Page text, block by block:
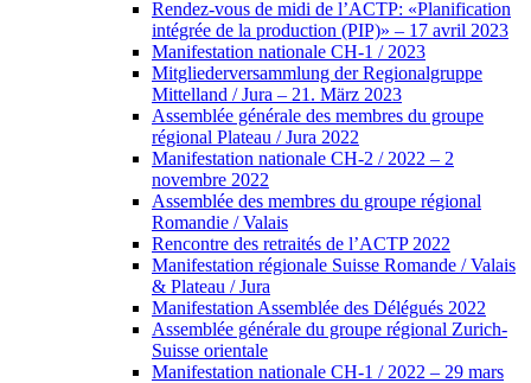
Rendez-vous de midi de l’ACTP: «Planification
intégrée de la production (PIP)» – 17 avril 2023
Manifestation nationale CH-1 / 2023
Mitgliederversammlung der Regionalgruppe
Mittelland / Jura – 21. März 2023
Assemblée générale des membres du groupe
régional Plateau / Jura 2022
Manifestation nationale CH-2 / 2022 – 2
novembre 2022
Assemblée des membres du groupe régional
Romandie / Valais
Rencontre des retraités de l’ACTP 2022
Manifestation régionale Suisse Romande / Valais
& Plateau / Jura
Manifestation Assemblée des Délégués 2022
Assemblée générale du groupe régional Zurich-
Suisse orientale
Manifestation nationale CH-1 / 2022 – 29 mars